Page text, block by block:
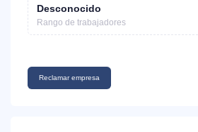
Desconocido
Rango de trabajadores
Reclamar empresa